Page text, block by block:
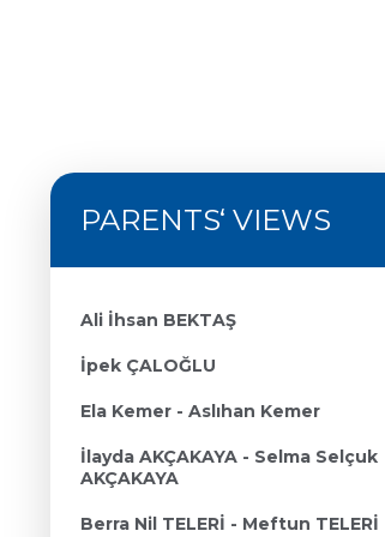
PARENTS‘ VIEWS
Ali İhsan BEKTAŞ
İpek ÇALOĞLU
Ela Kemer - Aslıhan Kemer
İlayda AKÇAKAYA - Selma Selçuk
AKÇAKAYA
Berra Nil TELERİ - Meftun TELERİ